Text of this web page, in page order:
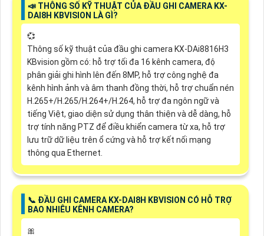
📣 THÔNG SỐ KỸ THUẬT CỦA ĐẦU GHI CAMERA KX-
DAI8H KBVISION LÀ GÌ?
💞
Thông số kỹ thuật của đầu ghi camera KX-DAi8816H3
KBvision gồm có: hỗ trợ tối đa 16 kênh camera, độ
phân giải ghi hình lên đến 8MP, hỗ trợ công nghệ đa
kênh hình ảnh và âm thanh đồng thời, hỗ trợ chuẩn nén
H.265+/H.265/H.264+/H.264, hỗ trợ đa ngôn ngữ và
tiếng Việt, giao diện sử dụng thân thiện và dễ dàng, hỗ
trợ tính năng PTZ để điều khiển camera từ xa, hỗ trợ
lưu trữ dữ liệu trên ổ cứng và hỗ trợ kết nối mạng
thông qua Ethernet.
📞 ĐẦU GHI CAMERA KX-DAI8H KBVISION CÓ HỖ TRỢ
BAO NHIÊU KÊNH CAMERA?
🎀